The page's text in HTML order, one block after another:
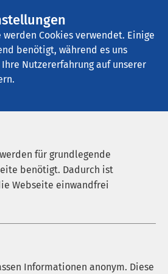
Cookies verwendet. Einige
benötigt, während es uns
Nutzererfahrung auf unserer
für grundlegende
benötigt. Dadurch ist
Webseite einwandfrei
Informationen anonym. Diese
Gesundheit junger
altersübergreifenden
der Kinder- und
Erwachsenenpsychiatrie
Erwachsene im Alter